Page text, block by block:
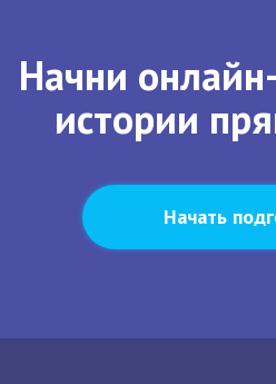
Начни
истории
Начать